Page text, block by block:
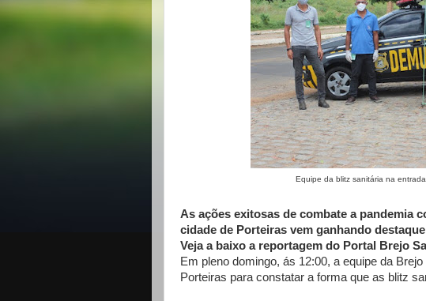
Equipe da blitz sanitária na entrada
As ações exitosas de combate a pandemia
cidade de Porteiras vem ganhando
Veja a baixo a reportagem do Portal Brejo
Em pleno domingo, ás 12:00, a equipe da
Porteiras para constatar a forma que as blitz